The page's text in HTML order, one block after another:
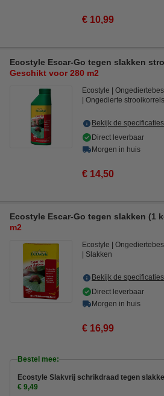
€ 10,99
Ecostyle Escar-Go tegen slakken
Geschikt voor 280 m2
Ecostyle
Ongedierte strooikorrels
Bekijk de
Direct leverbaar
Morgen in huis
€ 14,50
Ecostyle Escar-Go tegen slakken (1
m2
Ecostyle
Slakken
Bekijk de
Direct leverbaar
Morgen in huis
€ 16,99
Bestel mee:
Ecostyle Slakvrij schrikdraad tegen
€ 9,49